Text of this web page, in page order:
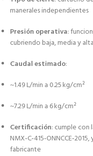
manerales independientes
Presión operativa:
cubriendo baja, media y
Caudal estimado:
~1.49 L/min a 0.25 kg/cm²
~7.29 L/min a 6 kg/cm²
Certificación: cumple con
fabricante